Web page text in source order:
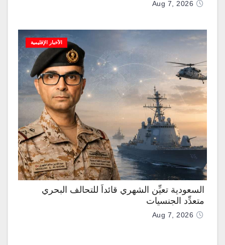
Aug 7, 2026
الأخبار الإقليمية
السعودية تعيِّن الشهري قائداً للتحالف البحري
متعدِّد الجنسيات
Aug 7, 2026